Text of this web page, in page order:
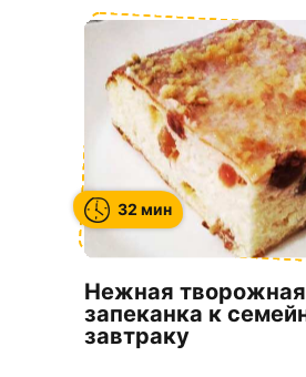
32 мин
Нежная творожная
запеканка к
завтраку